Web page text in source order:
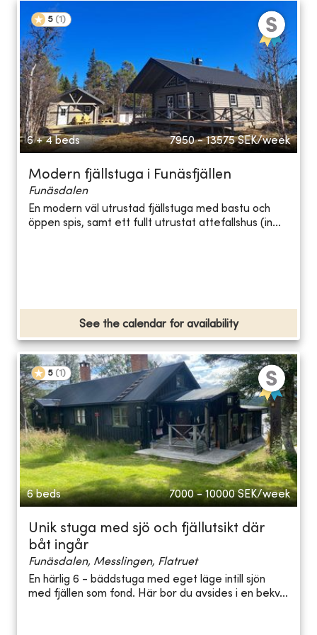
5 (1 )
6 + 4 beds 7950 - 13575 SEK/week
Modern fjällstuga i Funäsfjällen
Funäsdalen
En modern väl utrustad fjällstuga med bastu och
öppen spis, samt ett fullt utrustat attefallshus (in...
See the calendar for availability
5 (1 )
6 beds 7000 - 10000 SEK/week
Unik stuga med sjö och fjällutsikt där
båt ingår
Funäsdalen, Messlingen, Flatruet
En härlig 6 - bäddstuga med eget läge intill sjön
med fjällen som fond. Här bor du avsides i en bekv...